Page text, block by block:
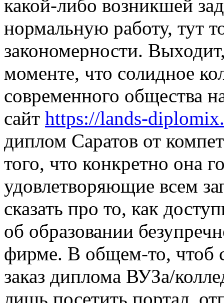
какой-либо возникшей
нормальную работу, тут
закономерности.
моменте, что солидное
современного общества
сайт https://lands-
диплом Саратов от
того, что конкретно она
удовлетворяющие всем
сказать про то, как
об образовании
фирме. В общем-то, чтоб
заказ диплома ВУЗа/
лишь посетить портал,